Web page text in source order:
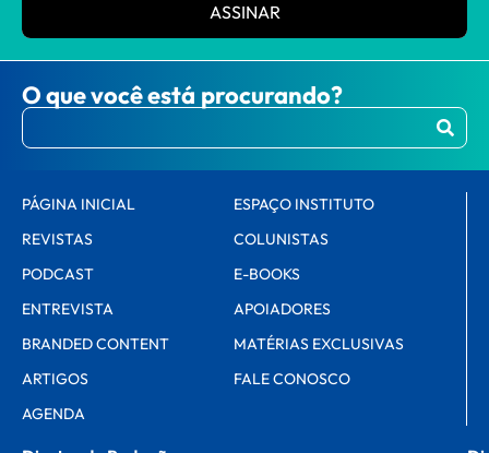
ASSINAR
O que você está procurando?
PÁGINA INICIAL
REVISTAS
PODCAST
ENTREVISTA
BRANDED CONTENT
ARTIGOS
AGENDA
ESPAÇO INSTITUTO
COLUNISTAS
E-BOOKS
APOIADORES
MATÉRIAS EXCLUSIVAS
FALE CONOSCO